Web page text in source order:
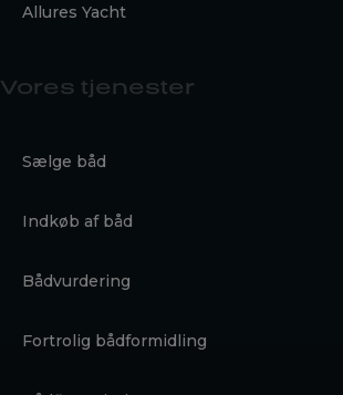
Allures Yacht
Vores tjenester
Sælge båd
Indkøb af båd
Bådvurdering
Fortrolig bådformidling